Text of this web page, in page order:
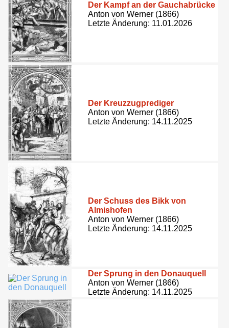
Der Kampf an der Gauchabrücke
Anton von Werner (1866)
Letzte Änderung: 11.01.2026
Der Kreuzzugprediger
Anton von Werner (1866)
Letzte Änderung: 14.11.2025
Der Schuss des Bikk von
Almishofen
Anton von Werner (1866)
Letzte Änderung: 14.11.2025
Der Sprung in den Donauquell
Anton von Werner (1866)
Letzte Änderung: 14.11.2025